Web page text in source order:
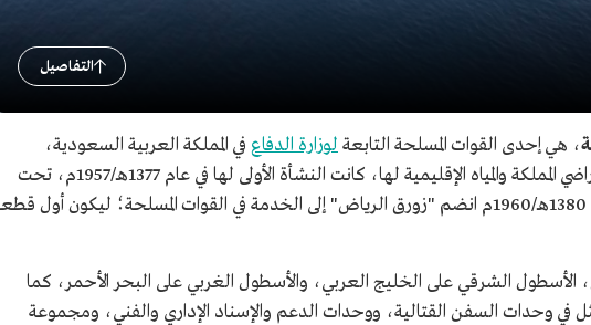
التفاصيل
، هي إحدى القوات المسلحة التابعة لوزارة الدفاع في المملكة العربية السعودية،
مهمتها الدفاع عن أمن وسلامة أراضي المملكة والمياه الإقليمية لها، كانت النشأة الأولى لها في عام 1377هـ/1957م، تحت
مسمى "سلاح البحرية"، وفي عام 1380هـ/1960م انضم "زورق الرياض" إلى الخدمة في القوات المسلحة؛ ليكون أول
الأسطول الشرقي على الخليج العربي، والأسطول الغربي على البحر الأحمر، كما
وحدات السفن القتالية، ووحدات الدعم والإسناد الإداري والفني، ومجموعة